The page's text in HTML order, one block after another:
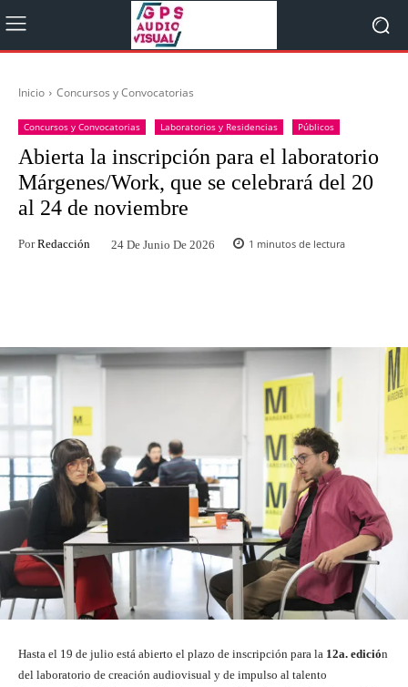
Inicio Concursos y Convocatorias
Concursos y Convocatorias Laboratorios y Residencias Públicos
Abierta la inscripción para el laboratorio
Márgenes/Work, que se celebrará del 20
al 24 de noviembre
Por Redacción 24 De Junio De 2026 1 minutos de lectura
Hasta el 19 de julio está abierto el plazo de inscripción para la 12a. edición
del laboratorio de creación audiovisual y de impulso al talento